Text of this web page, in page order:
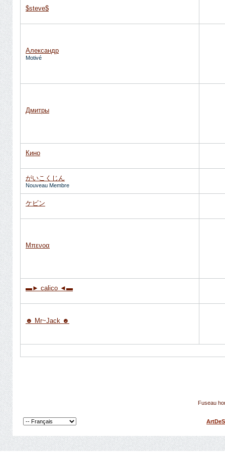
$steve$
Александр
Motivé
Дмитры
Кино
がいこくじん
Nouveau Membre
ケビン
Μπενοα
▬► calico ◄▬
☻ Mr~Jack ☻
Fuseau